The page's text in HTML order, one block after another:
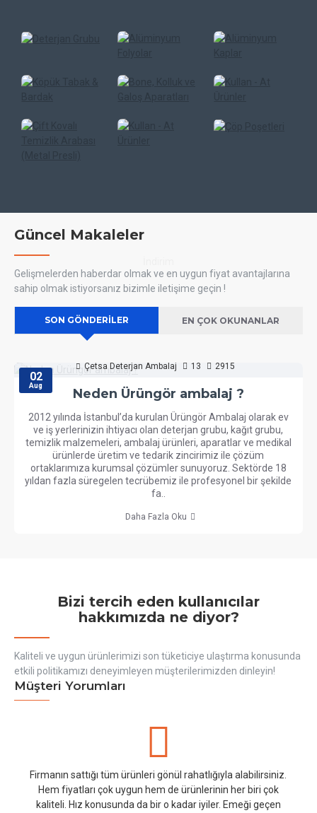
Güncel Makaleler
Gelişmelerden haberdar olmak ve en uygun fiyat avantajlarına
sahip olmak istiyorsanız bizimle iletişime geçin !
SON GÖNDERILER EN ÇOK OKUNANLAR
02
Aug
Çetsa Deterjan Ambalaj 13 2915
Neden Ürüngör ambalaj ?
2012 yılında İstanbul’da kurulan Ürüngör Ambalaj olarak ev
ve iş yerlerinizin ihtiyacı olan deterjan grubu, kağıt grubu,
temizlik malzemeleri, ambalaj ürünleri, aparatlar ve medikal
ürünlerde üretim ve tedarik zincirimiz ile çözüm
ortaklarımıza kurumsal çözümler sunuyoruz. Sektörde 18
yıldan fazla süregelen tecrübemiz ile profesyonel bir şekilde
fa..
Daha Fazla Oku
Bizi tercih eden kullanıcılar
hakkımızda ne diyor?
Kaliteli ve uygun ürünlerimizi son tüketiciye ulaştırma konusunda
etkili politikamızı deneyimleyen müşterilerimizden dinleyin!
Müşteri Yorumları
Firmanın sattığı tüm ürünleri gönül rahatlığıyla alabilirsiniz.
Hem fiyatları çok uygun hem de ürünlerinin her biri çok
kaliteli. Hız konusunda da bir o kadar iyiler. Emeği geçen